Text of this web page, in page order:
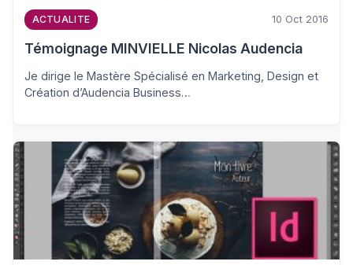
ACTUALITE 10 Oct 2016
Témoignage MINVIELLE Nicolas Audencia
Je dirige le Mastère Spécialisé en Marketing, Design et
Création d’Audencia Business…